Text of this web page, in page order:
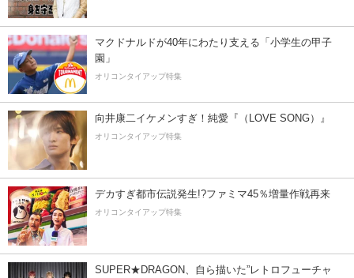
マクドナルドが40年にわたり支える「小学生の甲子
園」
オリコンタイアップ特集
向井康二イケメンすぎ！純愛『（LOVE SONG）』
オリコンタイアップ特集
デカすぎ都市伝説発生!?ファミマ45％増量作戦再来
オリコンタイアップ特集
SUPER★DRAGON、自ら描いた”レトロフューチャ